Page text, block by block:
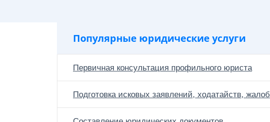
Популярные юридические услуги
Первичная консультация профильного юриста
Подготовка исковых заявлений, ходатайств, жалоб